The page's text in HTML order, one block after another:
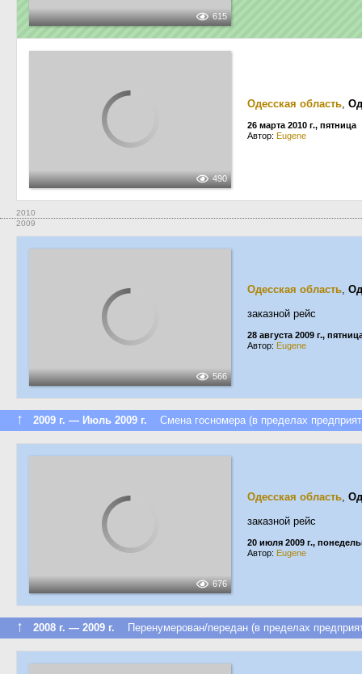
615
490
Одесская область,
26 марта 2010 г., пятница
Автор: Eugene
2010
2009
566
Одесская область,
заказной рейс
28 августа 2009 г.,
Автор: Eugene
↑ 2009 г. — Июль 2009 г. Смена госномера (в пределах
676
Одесская область,
заказной рейс
20 июля 2009 г.,
Автор: Eugene
↑ 2008 г. — 2009 г. Перенумерован/передан (в пределах